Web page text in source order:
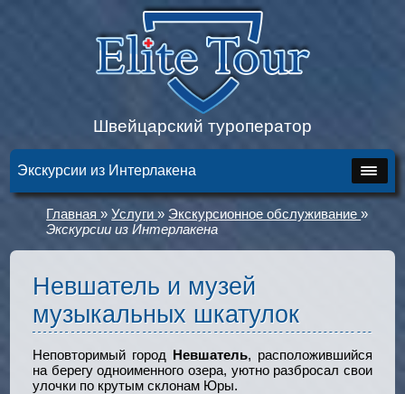
Швейцарский туроператор
Экскурсии из Интерлакена
Главная»Услуги» Экскурсионное обслуживание»
Экскурсии из Интерлакена
Невшатель и музей
музыкальных шкатулок
Неповторимый город Невшатель, расположившийся
на берегу одноименного озера, уютно разбросал свои
улочки по крутым склонам Юры.